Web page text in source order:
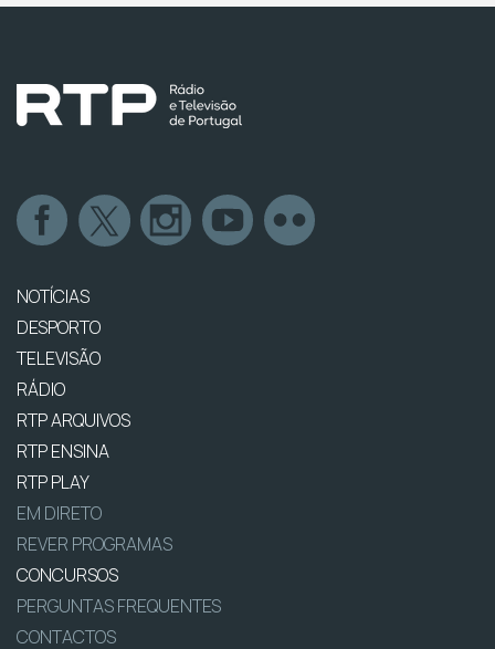
NOTÍCIAS
DESPORTO
TELEVISÃO
RÁDIO
RTP ARQUIVOS
RTP ENSINA
RTP PLAY
EM DIRETO
REVER PROGRAMAS
CONCURSOS
PERGUNTAS FREQUENTES
CONTACTOS